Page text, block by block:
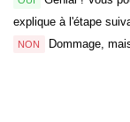
explique à l'étape
NON Dommage,